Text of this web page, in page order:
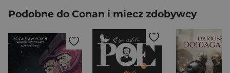
Podobne do Conan i miecz zdobywcy